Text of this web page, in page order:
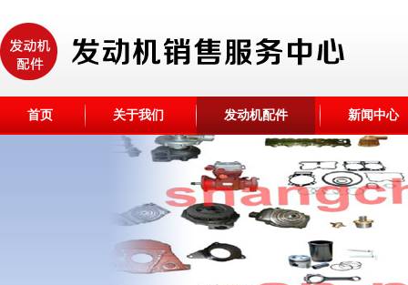
首页 关于我们 发动机配件 新闻中心